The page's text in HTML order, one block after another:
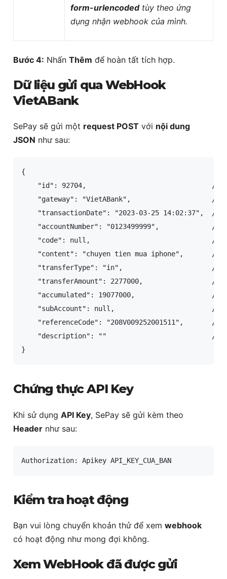
form-urlencodedtùy theo ứng
dụng nhận webhook của mình.
Bước 4: NhấnThêm để hoàn tất tích hợp.
Dữ liệu gửi qua WebHook
VietABank
SePay sẽ gửi một request POST với nội dung
JSON như sau:
{
"id": 92704,                               //
"gateway": "VietABank",                    //
"transactionDate": "2023-03-25 14:02:37",  //
"accountNumber": "0123499999",             //
"code": null,                              //
"content": "chuyen tien mua iphone",       //
"transferType": "in",                      //
"transferAmount": 2277000,                 //
"accumulated": 19077000,                   //
"subAccount": null,                        //
"referenceCode": "208V009252001511",       //
"description": ""                          //
Chứng thực API Key
Khi sử dụngAPI Key, SePay sẽ gửi kèm theo
Header như sau:
Authorization: Apikey API_KEY_CUA_BAN
Kiểm tra hoạt động
Bạn vui lòng chuyển khoản thử để xemwebhook
có hoạt động như mong đợi không.
Xem WebHook đã được gửi